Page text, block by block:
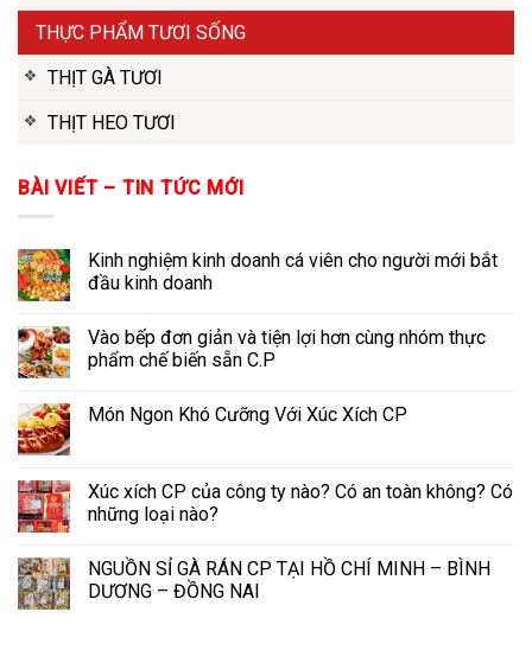
THỰC PHẨM TƯƠI SỐNG
THỊT GÀ TƯƠI
THỊT HEO TƯƠI
BÀI VIẾT – TIN TỨC MỚI
Kinh nghiệm kinh doanh cá viên cho người mới bắt
đầu kinh doanh
Vào bếp đơn giản và tiện lợi hơn cùng nhóm thực
phẩm chế biến sẵn C.P
Món Ngon Khó Cưỡng Với Xúc Xích CP
Xúc xích CP của công ty nào? Có an toàn không? Có
những loại nào?
NGUỒN SỈ GÀ RÁN CP TẠI HỒ CHÍ MINH – BÌNH
DƯƠNG – ĐỒNG NAI